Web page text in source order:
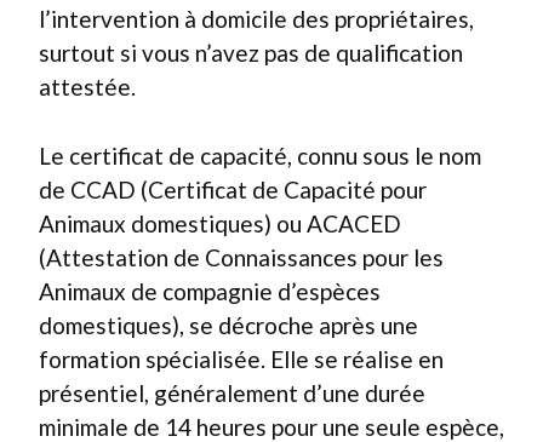
l’intervention à domicile des propriétaires,
surtout si vous n’avez pas de qualification
attestée.
Le certificat de capacité, connu sous le nom
de CCAD (Certificat de Capacité pour
Animaux domestiques) ou ACACED
(Attestation de Connaissances pour les
Animaux de compagnie d’espèces
domestiques), se décroche après une
formation spécialisée. Elle se réalise en
présentiel, généralement d’une durée
minimale de 14 heures pour une seule espèce,